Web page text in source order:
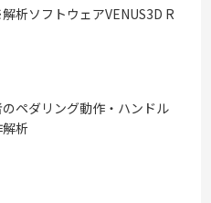
析ソフトウェアVENUS3D R
ペダリング動作・ハンドル
析